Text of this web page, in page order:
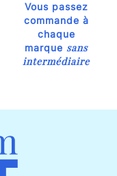
Vous passez
commande à
chaque
marque sans
intermédiaire